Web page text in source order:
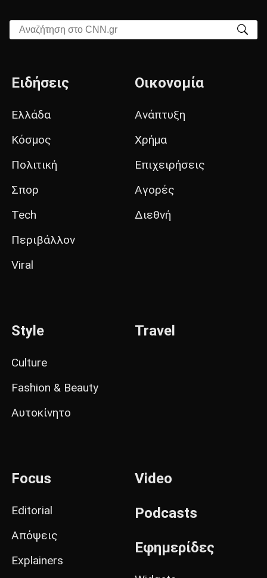
Αναζήτηση στο CNN.gr
Ειδήσεις
Ελλάδα
Κόσμος
Πολιτική
Σπορ
Tech
Περιβάλλον
Viral
Οικονομία
Ανάπτυξη
Χρήμα
Επιχειρήσεις
Αγορές
Διεθνή
Style
Culture
Fashion & Beauty
Αυτοκίνητο
Travel
Focus
Editorial
Απόψεις
Explainers
Video
Podcasts
Εφημερίδες